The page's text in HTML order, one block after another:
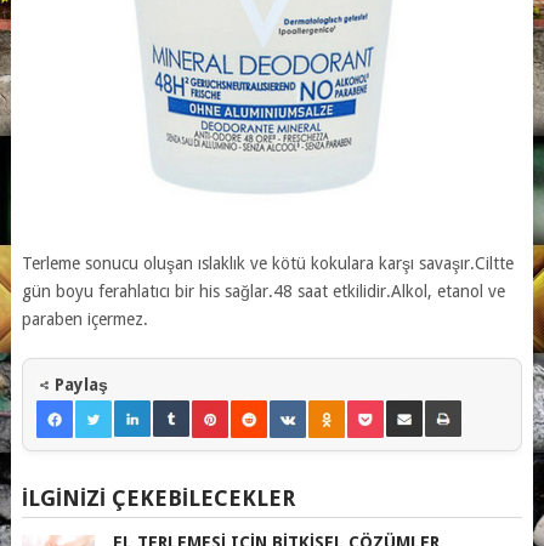
Terleme sonucu oluşan ıslaklık ve kötü kokulara karşı savaşır.Ciltte
gün boyu ferahlatıcı bir his sağlar.48 saat etkilidir.Alkol, etanol ve
paraben içermez.
Paylaş
İLGINIZI ÇEKEBILECEKLER